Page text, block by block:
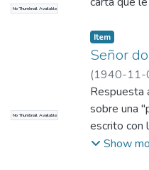
No Thumbnail Available
No Thumbnail Available
Item
Señor
(1940-11-
Respuesta
sobre una
escrito con
editor. (No
Show